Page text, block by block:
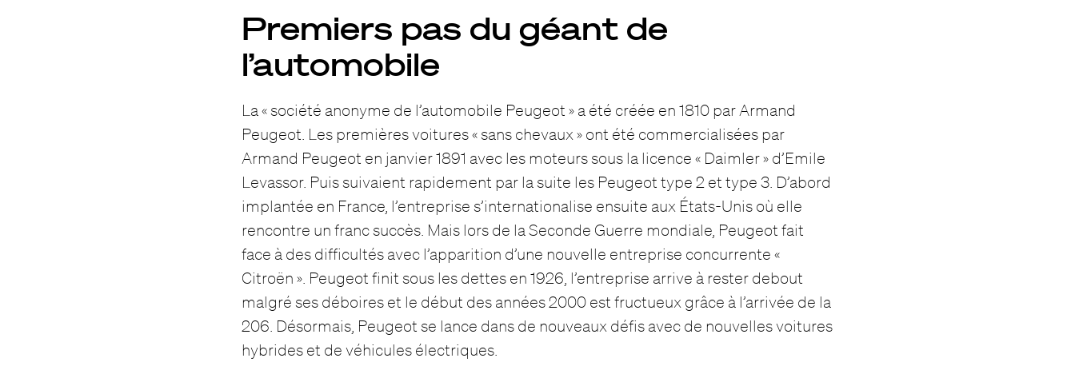
Premiers pas du géant de
l’automobile
La « société anonyme de l’automobile Peugeot » a été créée en 1810 par Armand
Peugeot. Les premières voitures « sans chevaux » ont été commercialisées par
Armand Peugeot en janvier 1891 avec les moteurs sous la licence « Daimler » d’Emile
Levassor. Puis suivaient rapidement par la suite les Peugeot type 2 et type 3. D’abord
implantée en France, l’entreprise s’internationalise ensuite aux États-Unis où elle
rencontre un franc succès. Mais lors de la Seconde Guerre mondiale, Peugeot fait
face à des difficultés avec l’apparition d’une nouvelle entreprise concurrente «
Citroën ». Peugeot finit sous les dettes en 1926, l’entreprise arrive à rester debout
malgré ses déboires et le début des années 2000 est fructueux grâce à l’arrivée de la
206. Désormais, Peugeot se lance dans de nouveaux défis avec de nouvelles voitures
hybrides et de véhicules électriques.